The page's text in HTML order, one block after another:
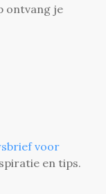
ontvang je
voor
en tips.